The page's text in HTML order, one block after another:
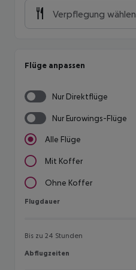
Verpflegung wählen
Flüge anpassen
Nur Direktflüge
Nur Eurowings-Flüge
Alle Flüge
Mit Koffer
Ohne Koffer
Flugdauer
Flugdauer
Bis zu 24 Stunden
Abflugzeiten
Abflugzeiten